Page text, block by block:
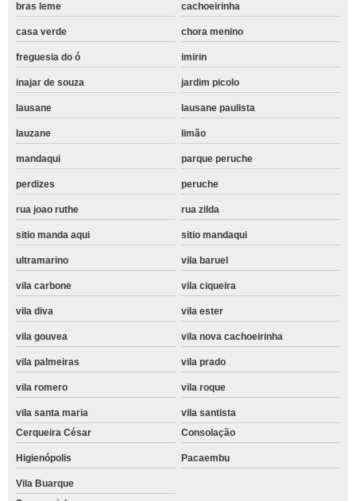
bras leme cachoeirinha
casa verde chora menino
freguesia do ó imirin
inajar de souza jardim picolo
lausane lausane paulista
lauzane limão
mandaqui parque peruche
perdizes peruche
rua joao ruthe rua zilda
sitio manda aqui sitio mandaqui
ultramarino vila baruel
vila carbone vila ciqueira
vila diva vila ester
vila gouvea vila nova cachoeirinha
vila palmeiras vila prado
vila romero vila roque
vila santa maria
vila santista
Cerqueira César
Consolação
Higienópolis Pacaembu
Vila Buarque